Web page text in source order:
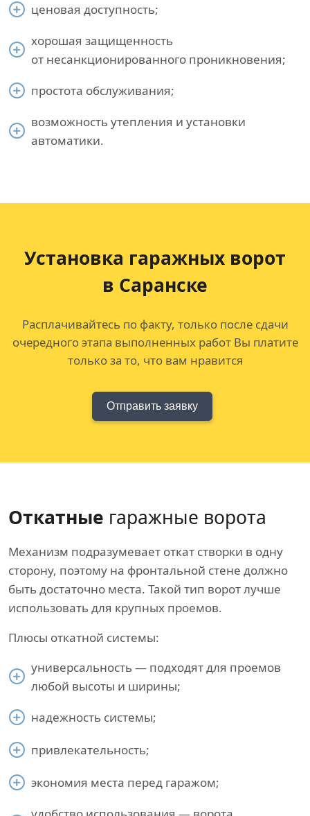
ценовая доступность;
хорошая защищенность
от несанкционированного проникновения;
простота обслуживания;
возможность утепления и установки
автоматики.
Установка гаражных ворот
в Саранске
Расплачивайтесь по факту, только после сдачи
очередного этапа выполненных работ Вы платите
только за то, что вам нравится
Отправить заявку
Откатные гаражные ворота
Механизм подразумевает откат створки в одну
сторону, поэтому на фронтальной стене должно
быть достаточно места. Такой тип ворот лучше
использовать для крупных проемов.
Плюсы откатной системы:
универсальность — подходят для проемов
любой высоты и ширины;
надежность системы;
привлекательность;
экономия места перед гаражом;